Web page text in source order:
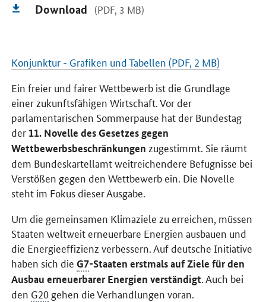
Download (PDF, 3 MB)
Konjunktur - Grafiken und Tabellen (PDF, 2 MB)
Ein freier und fairer Wettbewerb ist die Grundlage
einer zukunftsfähigen Wirtschaft. Vor der
parlamentarischen Sommerpause hat der Bundestag
der 11. Novelle des Gesetzes gegen
Wettbewerbsbeschränkungen zugestimmt. Sie räumt
dem Bundeskartellamt weitreichendere Befugnisse bei
Verstößen gegen den Wettbewerb ein. Die Novelle
steht im Fokus dieser Ausgabe.
Um die gemeinsamen Klimaziele zu erreichen, müssen
Staaten weltweit erneuerbare Energien ausbauen und
die Energieeffizienz verbessern. Auf deutsche Initiative
haben sich die G7-Staaten erstmals auf Ziele für den
Ausbau erneuerbarer Energien verständigt. Auch bei
den G20 gehen die Verhandlungen voran.